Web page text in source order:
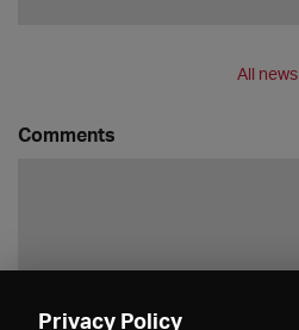
All news
Comments
Privacy Policy